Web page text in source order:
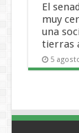
El
muy
una
tierras
5